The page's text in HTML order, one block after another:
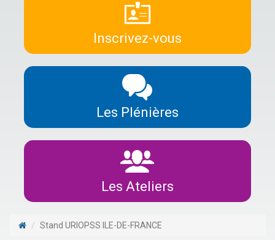
Inscrivez-vous
Les Plénières
Les Ateliers
Stand URIOPSS ILE-DE-FRANCE